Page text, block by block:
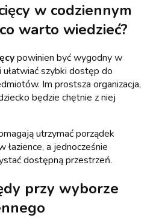
w codziennym
warto wiedzieć?
powinien być wygodny w
szybki dostęp do
Im prostsza organizacja,
będzie chętnie z niej
utrzymać porządek
łazience, a jednocześnie
dostępną przestrzeń.
przy wyborze